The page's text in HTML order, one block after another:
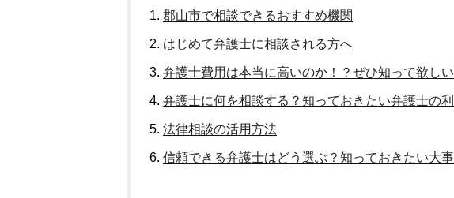
郡山市で相談できるおすすめ機関
はじめて弁護士に相談される方へ
弁護士費用は本当に高いのか！？ぜひ知って欲し
弁護士に何を相談する？知っておきたい弁護士の
法律相談の活用方法
信頼できる弁護士はどう選ぶ？知っておきたい大